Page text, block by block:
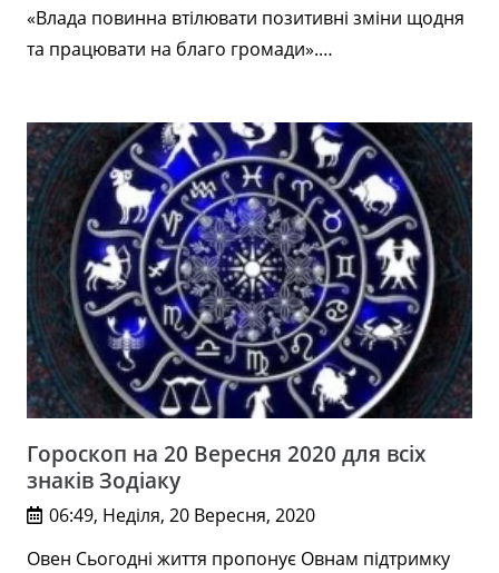
«Влада повинна втілювати позитивні зміни щодня
та працювати на благо громади».…
Гороскоп на 20 Вересня 2020 для всіх
знаків Зодіаку
06:49, Неділя, 20 Вересня, 2020
Овен Сьогодні життя пропонує Овнам підтримку